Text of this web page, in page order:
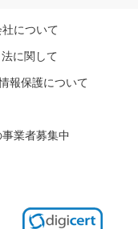
について
に関して
報保護について
業者募集中